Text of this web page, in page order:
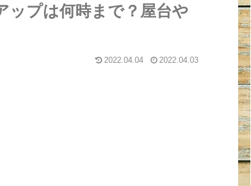
ップは何時まで？屋台や
2022.04.04 2022.04.03